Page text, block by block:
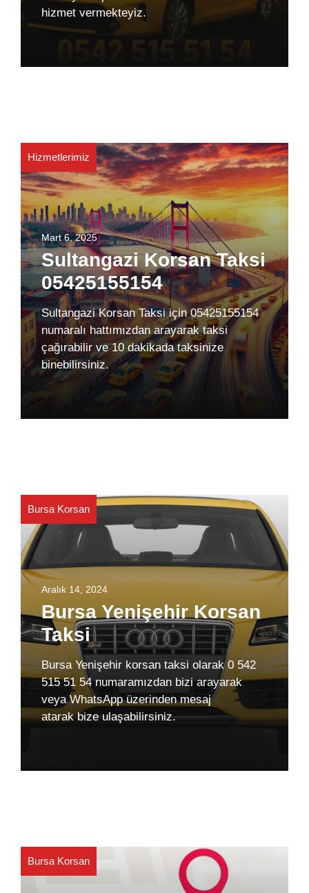
hizmet vermekteyiz.
Hizmetlerimiz
Mart 6, 2025
Sultangazi Korsan Taksi
05425155154
Sultangazi Korsan Taksi için 05425155154
numaralı hattımızdan arayarak taksi
çağırabilir ve 10 dakikada taksinize
binebilirsiniz.
Bursa Korsan
Aralık 14, 2024
Bursa Yenişehir Korsan
Taksi
Bursa Yenişehir korsan taksi olarak 0 542
515 51 54 numaramızdan bizi arayarak
veya WhatsApp üzerinden mesaj
atarak bize ulaşabilirsiniz.
Bursa Korsan